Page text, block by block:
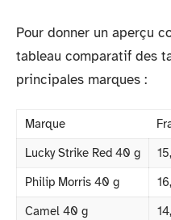
Pour donner un aperçu
tableau comparatif des
principales marques :
Marque
Lucky Strike Red 40 g
Philip Morris 40 g
Camel 40 g